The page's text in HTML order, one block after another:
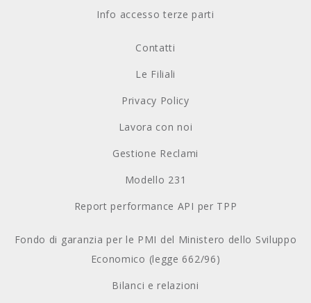
Info accesso terze parti
Contatti
Le Filiali
Privacy Policy
Lavora con noi
Gestione Reclami
Modello 231
Report performance API per TPP
Fondo di garanzia per le PMI del Ministero dello Sviluppo
Economico (legge 662/96)
Bilanci e relazioni